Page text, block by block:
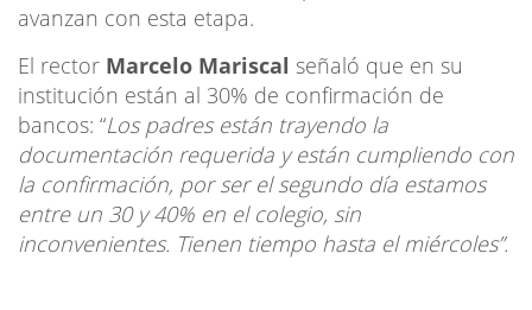
avanzan con esta etapa.
El rector Marcelo Mariscal señaló que en su
institución están al 30% de confirmación de
bancos: “Los padres están trayendo la
documentación requerida y están cumpliendo con
la confirmación, por ser el segundo día estamos
entre un 30 y 40% en el colegio, sin
inconvenientes. Tienen tiempo hasta el miércoles”.